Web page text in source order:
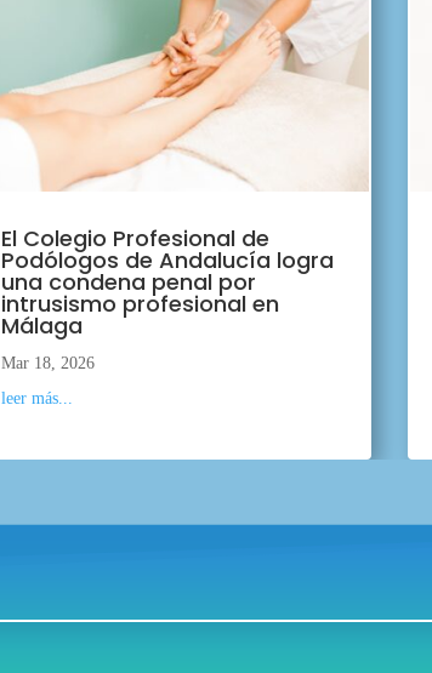
El Colegio Profesional de
Podólogos de Andalucía logra
una condena penal por
intrusismo profesional en
Málaga
Mar 18, 2026
leer más...